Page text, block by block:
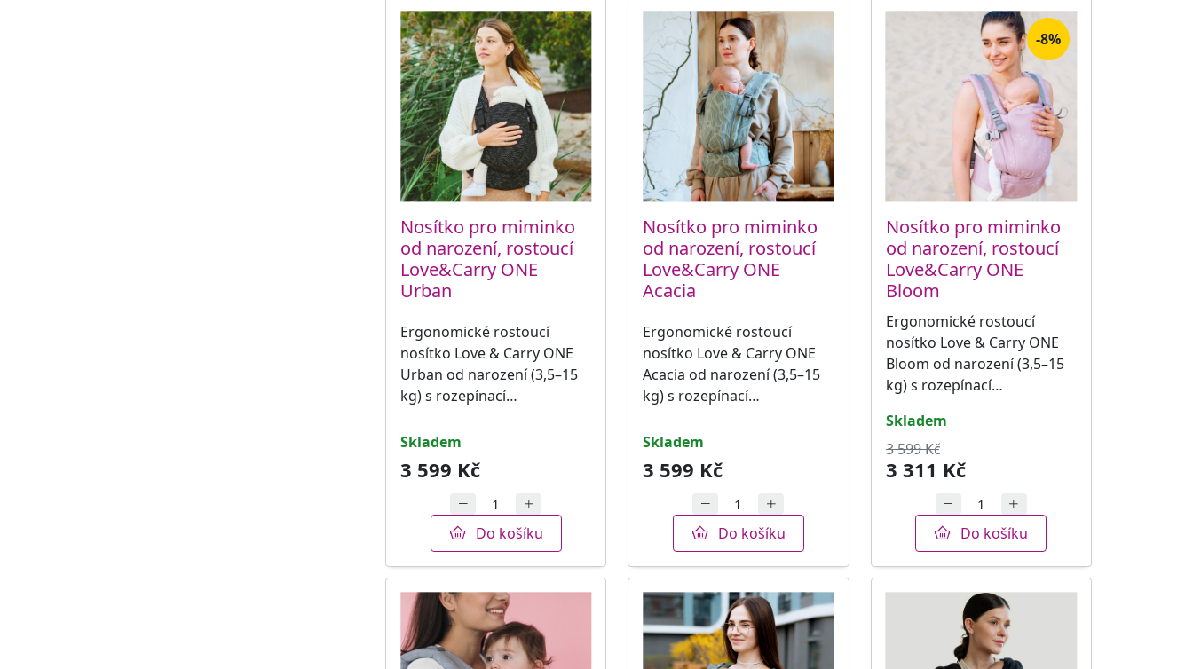
Nosítko pro miminko
od narození, rostoucí
Love&Carry ONE
Urban
Ergonomické rostoucí
nosítko Love & Carry ONE
Urban od narození (3,5–15
kg) s rozepínací…
skladem
3 599 Kč
Do košíku
Nosítko pro miminko
od narození, rostoucí
Love&Carry ONE
Acacia
Ergonomické rostoucí
nosítko Love & Carry ONE
Acacia od narození (3,5–15
kg) s rozepínací…
skladem
3 599 Kč
Do košíku
-8%
Nosítko pro miminko
od narození, rostoucí
Love&Carry ONE
Bloom
Ergonomické rostoucí
nosítko Love & Carry ONE
Bloom od narození (3,5–15
kg) s rozepínací…
skladem
3 599 Kč
3 311 Kč
Do košíku